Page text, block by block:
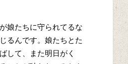
娘たちに守られてるな
るんです。娘たちとた
して、また明日がく